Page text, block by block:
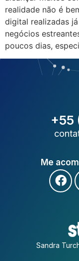
realidade não é
digital realizadas
negócios
poucos dias,
+55
Me
Sandra